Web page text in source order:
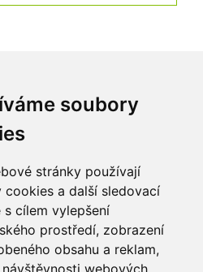
soubory
stránky používají
cookies a další sledovací
s cílem vylepšení
prostředí, zobrazení
obsahu a reklam,
webových